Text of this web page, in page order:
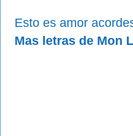
Esto es amor
Mas letras de Mon